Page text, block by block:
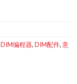
DIM编程器,DIM配件,意